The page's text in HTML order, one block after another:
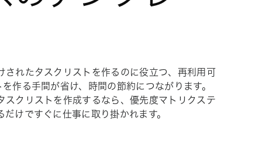
れたタスクリストを作るのに役立つ、再利用可
作る手間が省け、時間の節約につながります。
クリストを作成するなら、優先度マトリクステ
けですぐに仕事に取り掛かれます。